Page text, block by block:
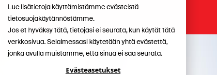
Lue lisätietoja käyttämistämme evästeistä
tietosuojakäytännöstämme.
Jos et hyväksy tätä, tietojasi ei seurata, kun käytät tätä
verkkosivua. Selaimessasi käytetään yhtä evästettä,
jonka avulla muistamme, että sinua ei saa seurata.
Evästeasetukset
Työntekijöille